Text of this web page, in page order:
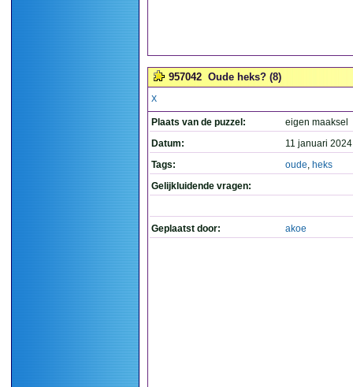
957042 Oude heks? (8)
X
Plaats van de puzzel:
eigen maaksel
Datum:
11 januari
Tags:
oude, heks
Gelijkluidende vragen:
Geplaatst door: akoe